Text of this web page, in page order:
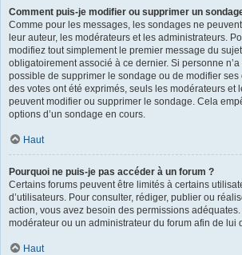
Comment puis-je modifier ou supprimer un
Comme pour les messages, les sondages ne
leur auteur, les modérateurs et les administrateurs.
modifiez tout simplement le premier message du
obligatoirement associé à ce dernier. Si personne
possible de supprimer le sondage ou de modifier ses
des votes ont été exprimés, seuls les modérateurs et
peuvent modifier ou supprimer le sondage. Cela
options d’un sondage en cours.
Haut
Pourquoi ne puis-je pas accéder à un forum ?
Certains forums peuvent être limités à certains
d’utilisateurs. Pour consulter, rédiger, publier ou
action, vous avez besoin des permissions
modérateur ou un administrateur du forum afin de lui
Haut